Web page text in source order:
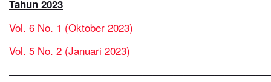
Tahun 2023
Vol. 6 No. 1 (Oktober 2023)
Vol. 5 No. 2 (Januari 2023)